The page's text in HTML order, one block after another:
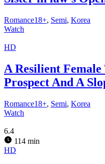
Romance18+, Semi, Korea
Watch
HD
A Resilient
Prospect And A
Romance18+, Semi, Korea
Watch
6.4
114 min
HD